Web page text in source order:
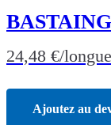
24,48 €/
Ajoutez au